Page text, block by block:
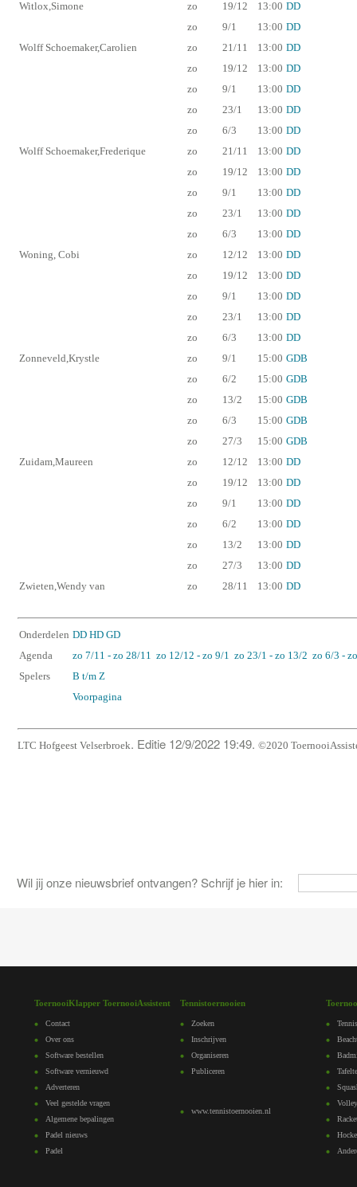
Witlox,Simone zo 19/12 13:00 DD
zo
9/1 13:00 DD
Wolff Schoemaker,Carolien
zo 21/11 13:00 DD
zo
19/12 13:00 DD
zo
9/1 13:00 DD
zo
23/1 13:00 DD
zo
6/3 13:00 DD
Wolff Schoemaker,Frederique
zo 21/11 13:00 DD
zo
19/12 13:00 DD
zo
9/1 13:00 DD
zo
23/1 13:00 DD
zo
6/3 13:00 DD
Woning, Cobi
zo 12/12 13:00 DD
zo
19/12 13:00 DD
zo
9/1 13:00 DD
zo
23/1 13:00 DD
zo
6/3 13:00 DD
Zonneveld,Krystle
zo 9/1 15:00 GDB
zo
6/2 15:00 GDB
zo
13/2 15:00 GDB
zo
6/3 15:00 GDB
zo
27/3 15:00 GDB
Zuidam,Maureen
zo 12/12 13:00 DD
zo
19/12 13:00 DD
zo
9/1 13:00 DD
zo
6/2 13:00 DD
zo
13/2 13:00 DD
zo
27/3 13:00 DD
Zwieten,Wendy van
zo 28/11 13:00 DD
Onderdelen DD HD GD
Agenda
zo 7/11 - zo 28/11 zo 12/12 - zo 9/1 zo 23/1 - zo 13/2 zo 6/3 -
Spelers
B t/m Z
Voorpagina
LTC Hofgeest Velserbroek. Editie 12/9/2022 19:49. ©2020
Wil jij onze nieuwsbrief ontvangen? Schrijf je hier in:
ToernooiKlapper ToernooiAssistent
Contact
Over ons
Software bestellen
Software vernieuwd
Adverteren
Veel gestelde vragen
Algemene bepalingen
Padel nieuws
Padel
Tennistoernooien
Zoeken
Inschrijven
Organiseren
Publiceren
www.tennistoernooien.nl